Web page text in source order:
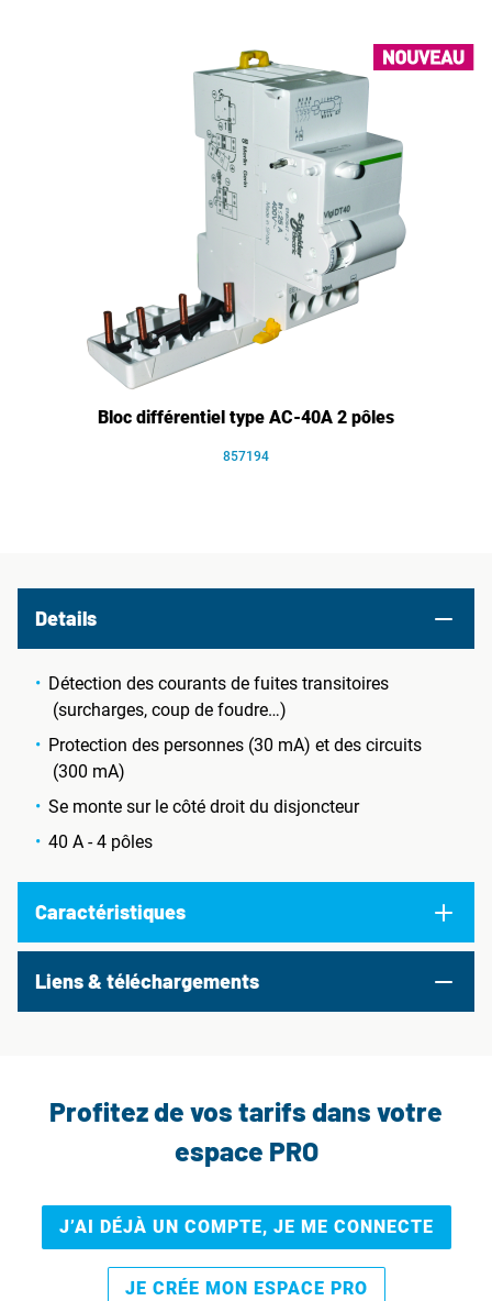
Bloc différentiel type AC-40A 2 pôles
857194
Details
Détection des courants de fuites transitoires
(surcharges, coup de foudre…)
Protection des personnes (30 mA) et des circuits
(300 mA)
Se monte sur le côté droit du disjoncteur
40 A - 4 pôles
Caractéristiques
Liens & téléchargements
Profitez de vos tarifs dans votre
espace PRO
J’AI DÉJÀ UN COMPTE, JE ME CONNECTE
JE CRÉE MON ESPACE PRO